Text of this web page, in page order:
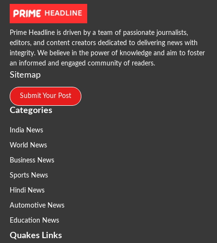
Prime Headline is driven by a team of passionate journalists,
editors, and content creators dedicated to delivering news with
integrity. We believe in the power of knowledge and aim to foster
an informed and engaged community of readers.
Sitemap
Submit Your Post
Categories
India News
World News
Business News
Sports News
Hindi News
Automotive News
Education News
Quakes Links